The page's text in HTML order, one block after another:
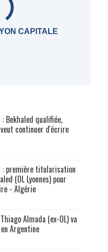
CAPITALE
: Bekhaled qualifiée,
continuer d'écrire
: première titularisation
(OL Lyonnes) pour
- Algérie
Almada (ex-OL) va
Argentine